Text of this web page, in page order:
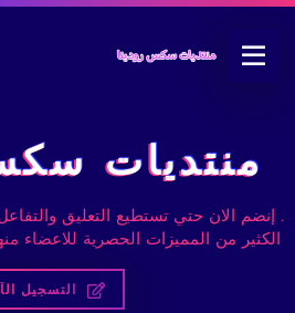
منتديات
. إنضم الان حتي تستطيع التعليق
الكثير من المميزات الحصرية للاعضاء
التسجيل